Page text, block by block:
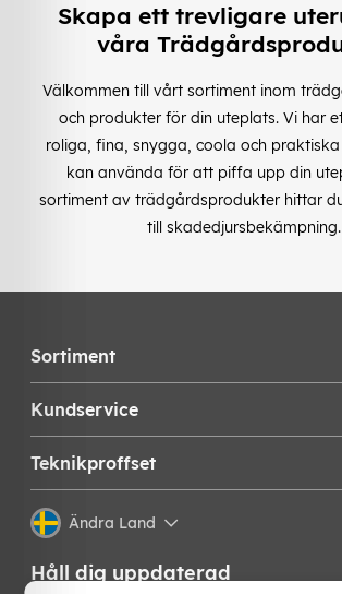
Skapa ett trevligare
våra
Välkommen till vårt sortiment inom
och produkter för din uteplats. Vi har
roliga, fina, snygga, coola och
kan använda för att piffa upp din
sortiment av trädgårdsprodukter hittar
till skadedjursbekämpning.
Sortiment
Kundservice
Teknikproffset
Ändra Land
Håll dig uppdaterad